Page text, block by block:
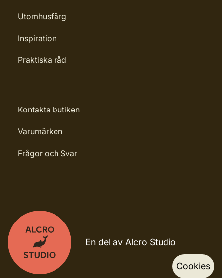
Utomhusfärg
Inspiration
Praktiska råd
Kontakta butiken
Varumärken
Frågor och Svar
En del av Alcro Studio
Cookies